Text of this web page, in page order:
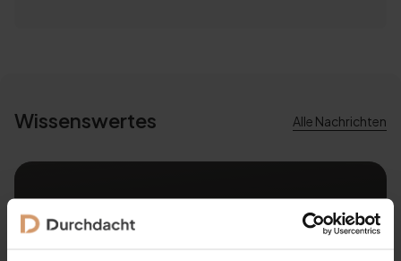
Wissenswertes Alle Nachrichten
Glasschiebewand Aufmaß-Service: Wann sich
professionelles Vermessen vor Ort lohnt